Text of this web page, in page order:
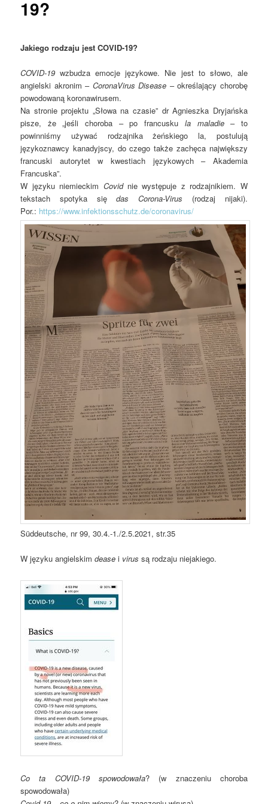
19?
Jakiego rodzaju jest COVID-19?
COVID-19 wzbudza emocje językowe. Nie jest to słowo, ale
angielski akronim – CoronaVirus Disease – określający chorobę
powodowaną koronawirusem.
Na stronie projektu „Słowa na czasie” dr Agnieszka Dryjańska
pisze, że „jeśli choroba – po francusku la maladie– to
powinniśmy używać rodzajnika żeńskiego la, postulują
językoznawcy kanadyjscy, do czego także zachęca największy
francuski autorytet w kwestiach językowych – Akademia
Francuska”.
W języku niemieckim Covidnie występuje z rodzajnikiem. W
tekstach spotyka siędas Corona-Virus (rodzaj nijaki).
Por.: https://www.infektionsschutz.de/coronavirus/
Süddeutsche, nr 99, 30.4.-1./2.5.2021, str.35
W języku angielskimdease i virus są rodzaju niejakiego.
Co ta COVID-19 spowodowała? (w znaczeniu choroba
spowodowała)